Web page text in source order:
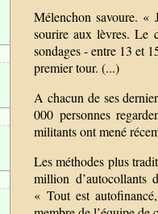
Mélenchon savoure. «
sourire aux lèvres. Le
sondages - entre 13 et
premier tour. (...)
A chacun de ses
000 personnes
militants ont mené
Les méthodes plus
million d’autocollants
« Tout est